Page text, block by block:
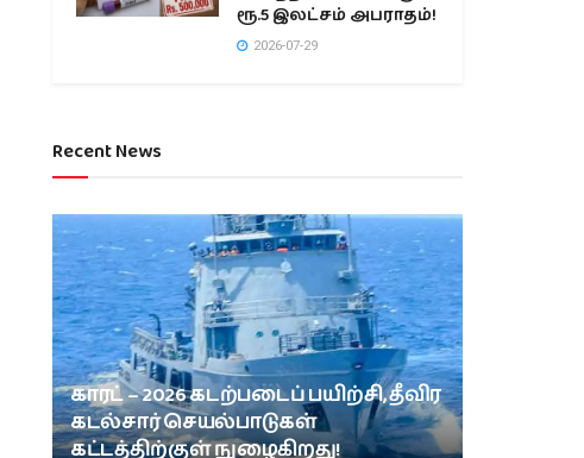
ரூ.5 இலட்சம் அபராதம்!
2026-07-29
Recent News
காரட் – 2026 கடற்படைப் பயிற்சி, தீவிர
கடல்சார் செயல்பாடுகள்
கட்டத்திற்குள் நுழைகிறது!